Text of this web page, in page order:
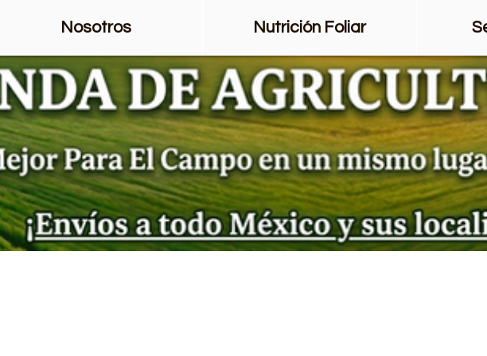
Nosotros Nutrición Foliar